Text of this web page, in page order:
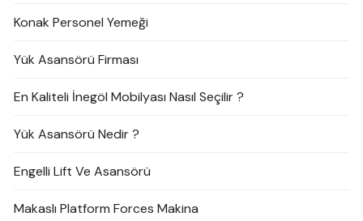
Konak Personel Yemeği
Yük Asansörü Firması
En Kaliteli İnegöl Mobilyası Nasıl Seçilir ?
Yük Asansörü Nedir ?
Engelli Lift Ve Asansörü
Makaslı Platform Forces Makina